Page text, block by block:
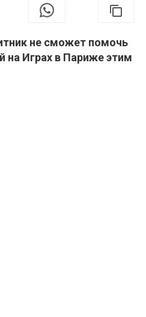
не сможет помочь
на Играх в Париже этим